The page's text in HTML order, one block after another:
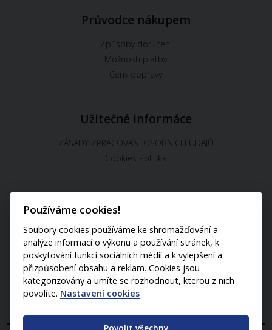
Průvodce nákupem
Způsoby doručení
Možnosti platby
Ceny dopravy
Užitečné informáce
ZÁSADY ZPRACOVÁNÍ OSOBNÍCH ÚDAJŮ
Cookies Politika
U nás můžete platit:
Používáme cookies!
Soubory cookies používáme ke shromažďování a
analýze informací o výkonu a používání stránek, k
poskytování funkcí sociálních médií a k vylepšení a
přizpůsobení obsahu a reklam. Cookies jsou
kategorizovány a umíte se rozhodnout, kterou z nich
povolíte. Nastavení cookies